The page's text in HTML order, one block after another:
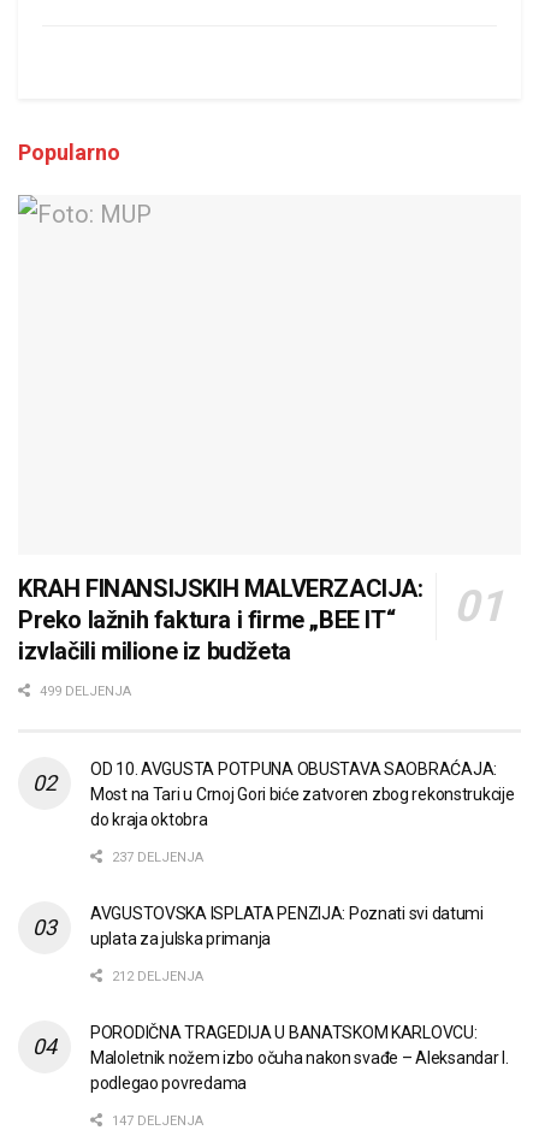
Popularno
KRAH FINANSIJSKIH MALVERZACIJA:
Preko lažnih faktura i firme „BEE IT“
izvlačili milione iz budžeta
499 DELJENJA
OD 10. AVGUSTA POTPUNA OBUSTAVA SAOBRAĆAJA:
Most na Tari u Crnoj Gori biće zatvoren zbog rekonstrukcije
do kraja oktobra
237 DELJENJA
AVGUSTOVSKA ISPLATA PENZIJA: Poznati svi datumi
uplata za julska primanja
212 DELJENJA
PORODIČNA TRAGEDIJA U BANATSKOM KARLOVCU:
Maloletnik nožem izbo očuha nakon svađe – Aleksandar I.
podlegao povredama
147 DELJENJA